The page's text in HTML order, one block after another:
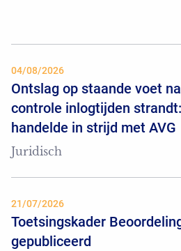
04/08/2026
Ontslag op staande voet
controle inlogtijden
handelde in strijd met AVG
Juridisch
21/07/2026
Toetsingskader
gepubliceerd